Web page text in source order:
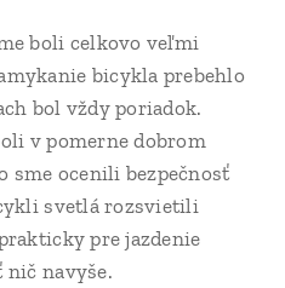
boli celkovo veľmi
bicykla prebehlo
bol vždy poriadok.
v pomerne dobrom
sme ocenili bezpečnosť
svetlá rozsvietili
pre jazdenie
nič navyše.